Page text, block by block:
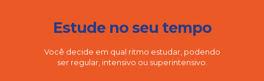
Estude no seu tempo
Você decide em qual ritmo estudar, podendo
ser regular, intensivo ou superintensivo.